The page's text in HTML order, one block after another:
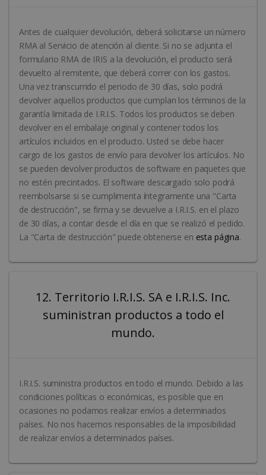
Antes de cualquier devolución, deberá solicitarse un número
RMA al Servicio de atención al cliente. Si no se adjunta el
formulario RMA de IRIS a la devolución, el producto será
devuelto al remitente, que deberá correr con los gastos.
Una vez transcurrido el periodo de 30 días, solo podrá
devolver aquellos productos que cumplan los términos de la
garantía limitada de I.R.I.S. Todos los productos se deben
devolver en el embalaje original y contener todos los
artículos incluidos en el producto. Usted se debe hacer
cargo de los gastos de envío para devolver los artículos. No
se pueden devolver productos de software en paquetes que
no estén precintados. El software descargado solo podrá
reembolsarse si se cumplimenta íntegramente una "Carta
de destrucción", se firma y se devuelve a I.R.I.S. en el plazo
de 30 días, a contar desde el día en que se realizó el pedido.
La "Carta de destrucción" puede obtenerse en esta página.
12. Territorio I.R.I.S. SA e I.R.I.S. Inc.
suministran productos a todo el
mundo.
I.R.I.S. suministra productos en todo el mundo. Debido a las
condiciones políticas o económicas, es posible que en
ocasiones no podamos realizar envíos a determinados
países. No nos hacemos responsables de la imposibilidad
de realizar envíos a determinados países.